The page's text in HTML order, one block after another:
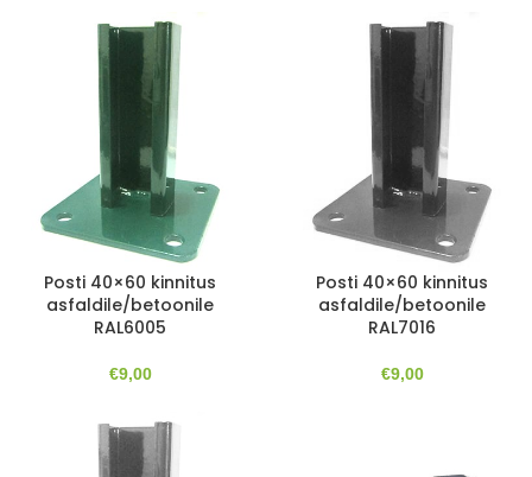
Posti 40×60 kinnitus
asfaldile/betoonile
RAL6005
€9,00
Posti 40×60 kinnitus
asfaldile/betoonile
RAL7016
€9,00